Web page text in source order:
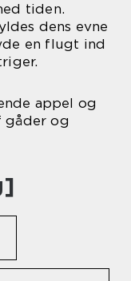
tiden.
dens evne
en flugt ind
appel og
gåder og